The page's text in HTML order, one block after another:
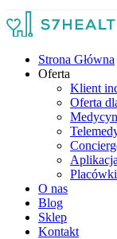
Strona Główna
Oferta
Klient
Oferta
O nas
Blog
Sklep
Kontakt